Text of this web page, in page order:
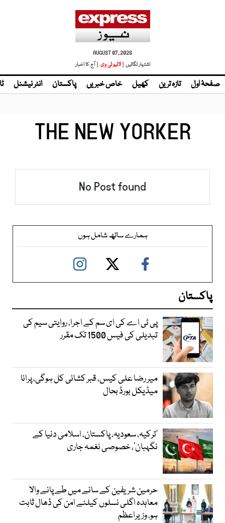
AUGUST 07, 2026
اشتہار لگائیں |
| آج کا اخبار
صفحۂ اول تازہ ترین کھیل خاص خبریں پاکستان انٹر نیشنل
THE NEW YORKER
No Post found
ہمارے ساتھ شامل ہوں
پاکستان
پی ٹی اے کی ای سم کے اجرا، روایتی سیم کی
تبدیلی کی فیس 1500 تک مقرر
میر رضا علی کیس، قبر کشائی کل ہوگی، پرانا
میڈیکل بورڈ بحال
‘ترکیہ، سعودیہ، پاکستان، اسلامی دنیا کے
نگہبان’، خصوصی نغمہ جاری
حرمین شریفین کے سائے میں طے پانے والا
معاہدہ اگلی نسلوں کیلئے امن کی ڈھال ثابت
ہو، وزیراعظم